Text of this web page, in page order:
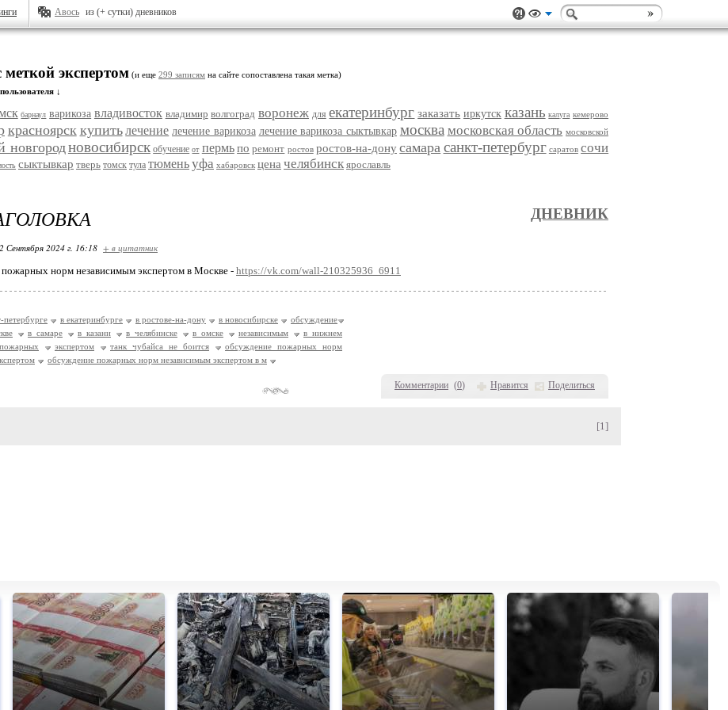
Авось из (+ сутки) дневников
меткой экспертом (и еще 299 записям на сайте сопоставлена такая метка)
↓
барнаул варикоза владивосток владимир волгоград воронеж для екатеринбург заказать иркутск казань калуга кемерово
красноярск купить лечение лечение варикоза лечение варикоза сыктывкар москва московская область московской
новгородновосибирск обучение от пермь по ремонт ростов ростов-на-дону самара санкт-петербург саратов сочи
сыктывкар тверь томск тула тюменьуфа хабаровск цена челябинск ярославль
Комментарии (0) Нравится Поделиться
ДНЕВНИК
Сентября 2024 г. 16:18 + в цитатник
норм независимым экспертом в Москве - https://vk.com/wall-210325936_6911
петербурге в екатеринбурге в ростове-на-дону в новосибирске
обсуждение
в самаре в казани в челябинске в омске независимым
в нижнем
пожарных экспертом танк чубайса не боится
обсуждение пожарных норм
обсуждение пожарных норм независимым экспертом в м
[1]